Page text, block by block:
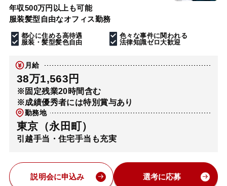
年収500万円以上も可能
服装髪型自由なオフィス勤務
都心に住める高待遇
色々な事件に関われる
服装・髪型髪色自由
法律知識ゼロ大歓迎
月給
38万1,563円
※固定残業20時間含む
※成績優秀者には特別賞与あり
勤務地
東京（永田町）
引越手当・住宅手当も充実
説明会に申込み 選考に応募
ホーム
取扱分野
解決実績
アクセス
弁護士・税理士
費用